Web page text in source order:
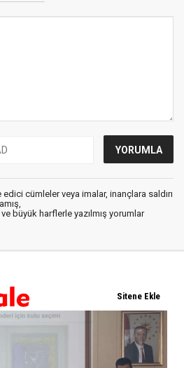
cümleler veya imalar, inançlara saldırı
büyük harflerle yazılmış yorumlar